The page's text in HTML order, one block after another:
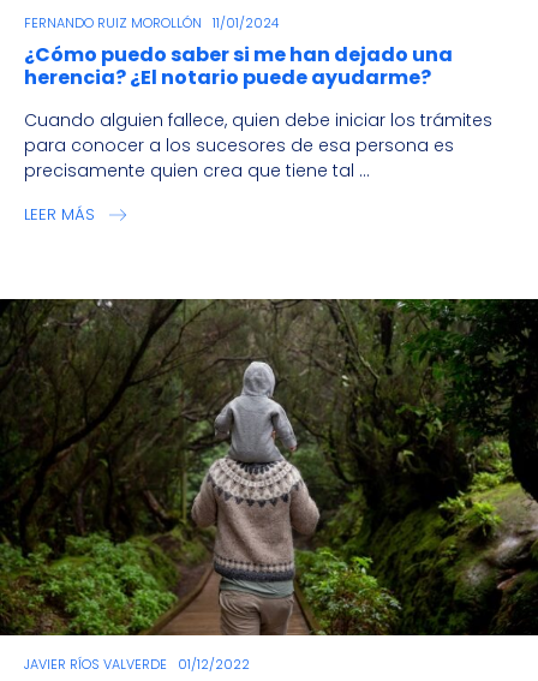
FERNANDO RUIZ MOROLLÓN 11/01/2024
¿Cómo puedo saber si me han dejado una
herencia? ¿El notario puede ayudarme?
Cuando alguien fallece, quien debe iniciar los trámites
para conocer a los sucesores de esa persona es
precisamente quien crea que tiene tal ...
LEER MÁS
JAVIER RÍOS VALVERDE 01/12/2022